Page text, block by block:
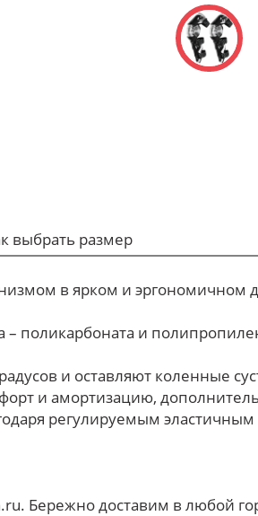
выбрать размер
в ярком и эргономичном
поликарбоната и
и оставляют коленные
и амортизацию,
регулируемым эластичным
Бережно доставим в любой